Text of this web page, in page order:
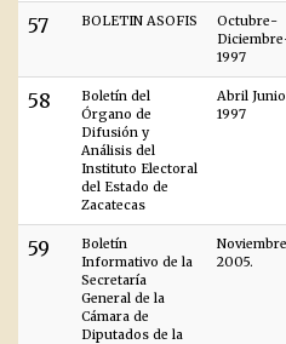
57 BOLETIN ASOFIS
Octubre-
1997
58
Boletín del
Órgano de
Difusión y
Análisis del
Instituto Electoral
del Estado de
Zacatecas
Abril Junio
1997
59
Boletín
Informativo de la
Secretaría
General de la
Cámara de
Diputados de la
Noviembre
2005.